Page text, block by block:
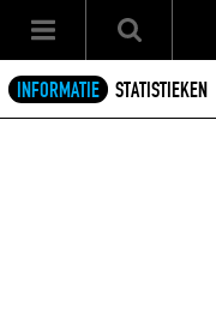
INFORMATIE STATISTIEKEN